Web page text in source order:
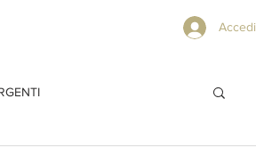
Accedi